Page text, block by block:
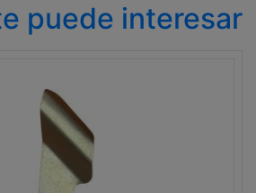
puede interesar